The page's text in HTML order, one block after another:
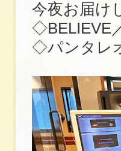
今夜お届け
◇BELIEVE
◇パンタレ